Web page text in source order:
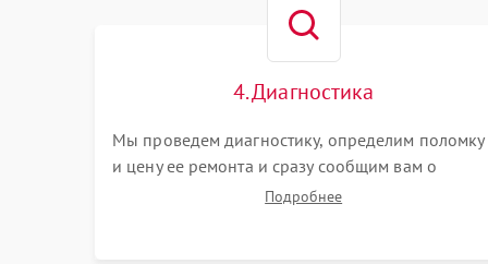
4. Диагностика
Мы проведем диагностику, определим поломку
и цену ее ремонта и сразу сообщим вам о
Подробнее